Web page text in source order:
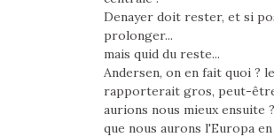
Denayer doit rester, et si
prolonger...
mais quid du reste...
Andersen, on en fait quoi ?
rapporterait gros, peut-
aurions nous mieux ensuite
que nous aurons l'Europa en